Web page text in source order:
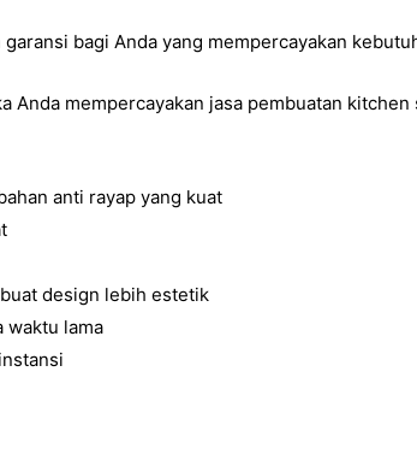
bagi Anda yang mempercayakan
Anda mempercayakan jasa pembuatan kitchen
anti rayap yang kuat
design lebih estetik
waktu lama